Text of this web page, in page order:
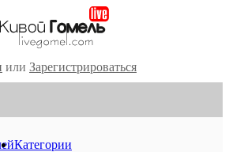
или Зарегистрироваться
Категории